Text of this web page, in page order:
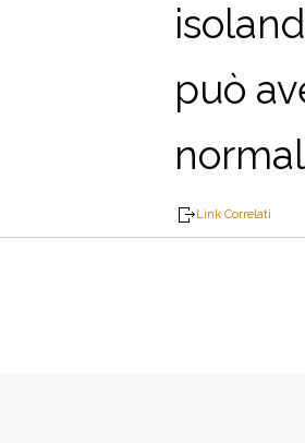
può
Link Correlati